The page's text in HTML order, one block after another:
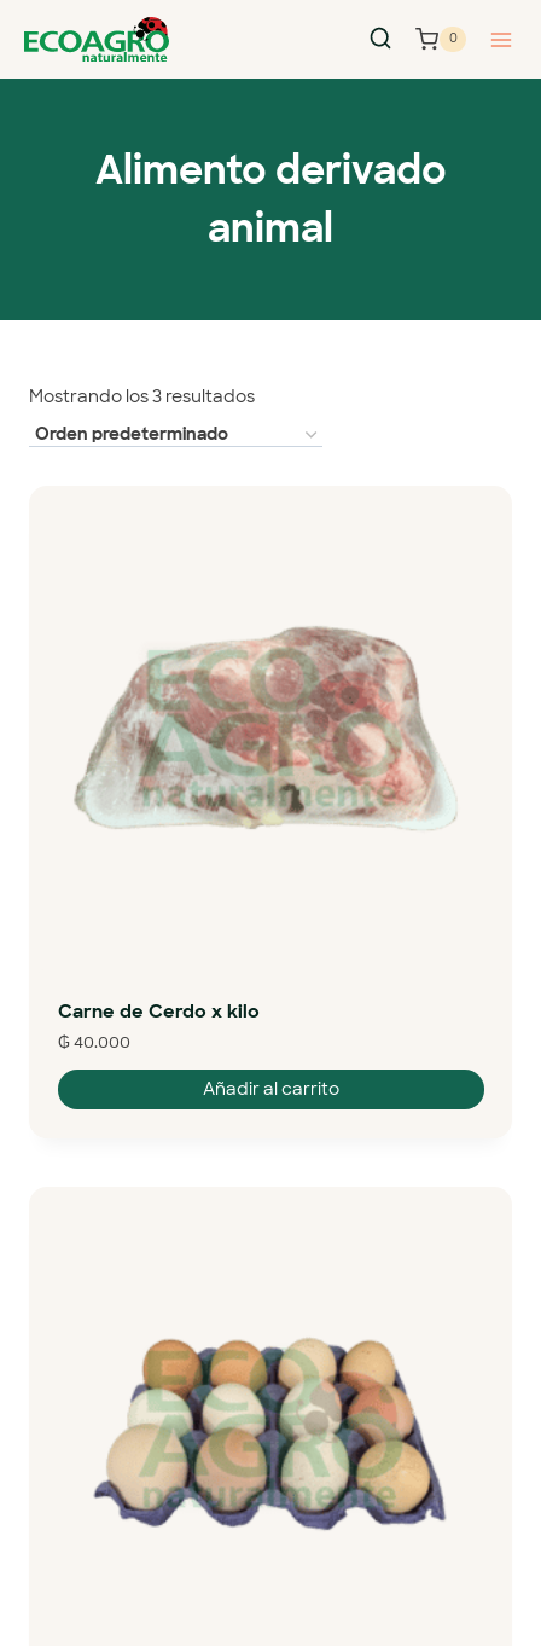
0
Alimento derivado
animal
Mostrando los 3 resultados
Carne de Cerdo x kilo
₲40.000
Añadir al carrito